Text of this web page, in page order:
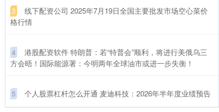
3
​线下配资公司 2025年7月19日全国主要批发市场空心菜价
格行情
4
​港股配资软件 特朗普：若“特普会”顺利，将进行美俄乌三
方会晤！国际能源署：今明两年全球油市或进一步失衡！
5 ​个人股票杠杆怎么开通 麦迪科技：2026年半年度业绩预告